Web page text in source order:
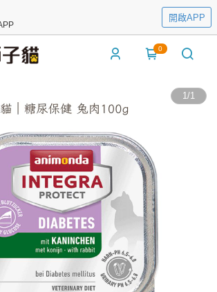
開啟APP
0
1/1